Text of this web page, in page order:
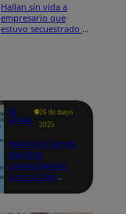
Hallan sin vida a
empresario que
estuvo secuestrado en
Te
ayudo
26 de mayo
2025
Revisa si tienes
deudas
consultando
con tu DNI: